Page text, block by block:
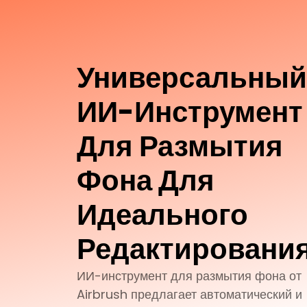
Универсальный
ИИ-Инструмент
Для Размытия
Фона Для
Идеального
ИИ-инструмент для размытия фона от
Airbrush предлагает автоматический и